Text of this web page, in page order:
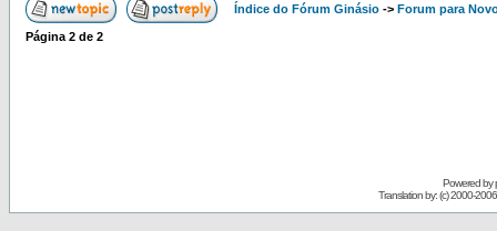
Índice do Fórum Ginásio -> Forum para
Página 2 de 2
Powered by
Translation by: (c) 2000-